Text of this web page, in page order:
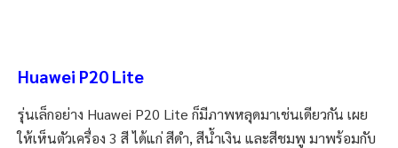
Huawei P20 Lite
รุ่นเล็กอย่าง Huawei P20 Lite ก็มีภาพหลุดมาเช่นเดียวกัน เผย
ให้เห็นตัวเครื่อง 3 สี ได้แก่ สีดำ, สีน้ำเงิน และสีชมพู มาพร้อมกับ